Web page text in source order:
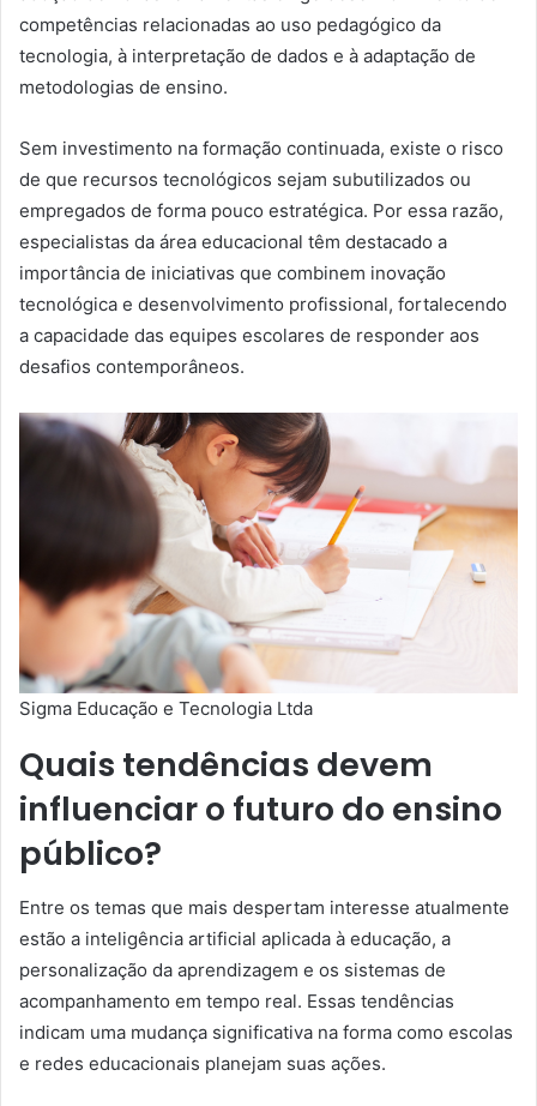
competências relacionadas ao uso pedagógico da
tecnologia, à interpretação de dados e à adaptação de
metodologias de ensino.
Sem investimento na formação continuada, existe o risco
de que recursos tecnológicos sejam subutilizados ou
empregados de forma pouco estratégica. Por essa razão,
especialistas da área educacional têm destacado a
importância de iniciativas que combinem inovação
tecnológica e desenvolvimento profissional, fortalecendo
a capacidade das equipes escolares de responder aos
desafios contemporâneos.
Sigma Educação e Tecnologia Ltda
Quais tendências devem
influenciar o futuro do ensino
público?
Entre os temas que mais despertam interesse atualmente
estão a inteligência artificial aplicada à educação, a
personalização da aprendizagem e os sistemas de
acompanhamento em tempo real. Essas tendências
indicam uma mudança significativa na forma como escolas
e redes educacionais planejam suas ações.